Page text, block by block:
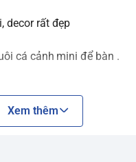
decor rất đẹp
cá cảnh mini để bàn .
Xem thêm